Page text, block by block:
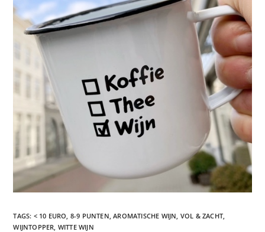
TAGS: < 10 EURO 8-9 PUNTEN AROMATISCHE WIJN VOL & ZACHT
WIJNTOPPER WITTE WIJN